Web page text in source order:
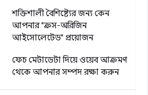
শক্তিশালী বৈশিষ্ট্যের জন্য কেন
আপনার "ক্রস-অরিজিন
আইসোলেটেড" প্রয়োজন
ফেচ মেটাডেটা দিয়ে ওয়েব আক্রমণ
থেকে আপনার সম্পদ রক্ষা করুন